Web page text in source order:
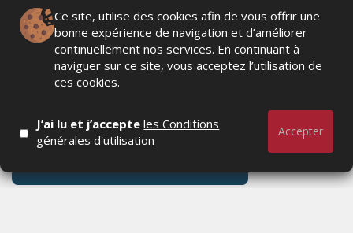
Ce site, utilise des cookies afin de vous offrir une
bonne expérience de navigation et d’améliorer
continuellement nos services. En continuant à
naviguer sur ce site, vous acceptez l’utilisation de
ces cookies.
J’ai lu et j’accepteles Conditions
générales d'utilisation
Accepter